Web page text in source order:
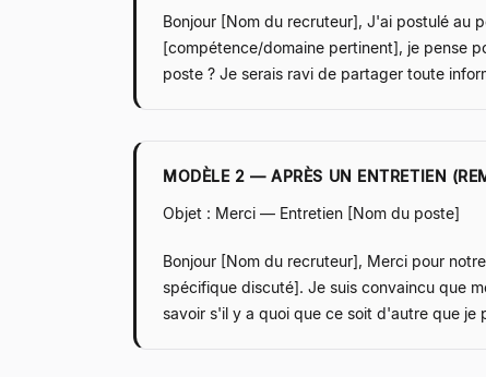
Bonjour [Nom du recruteur], J'ai postulé au
[compétence/domaine pertinent], je pense
poste ? Je serais ravi de partager toute
MODÈLE 2 — APRÈS UN ENTRETIEN
Objet : Merci — Entretien [Nom du poste]
Bonjour [Nom du recruteur], Merci pour
spécifique discuté]. Je suis convaincu que
savoir s'il y a quoi que ce soit d'autre que je